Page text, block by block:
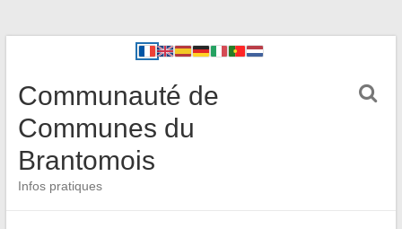
Communauté de
Communes du
Brantomois
Infos pratiques